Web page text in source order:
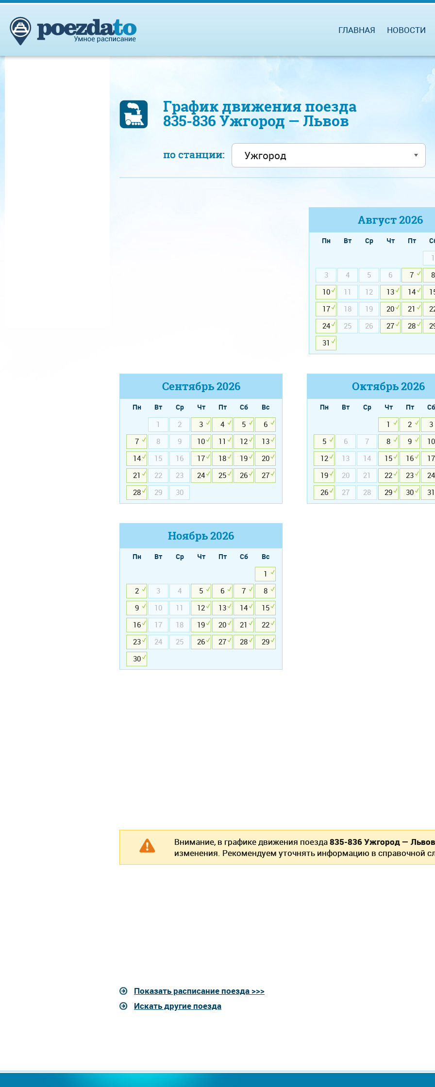
ГЛАВНАЯ НОВОСТИ
График движения поезда
835-836 Ужгород — Львов
по станции:
Август2026
Пн Вт Ср Чт Пт
1
3
4 5 6 7 8
10
11 12 13 14
17
18 19 20 21
24
25 26 27 28
31
Сентябрь2026
Пн Вт Ср Чт Пт Сб
Вс
1
2 3 4 5
6
7
8 9 10 11 12
13
14
15 16 17 18 19
20
21
22 23 24 25 26
27
28
29 30
Октябрь2026
Пн Вт Ср Чт Пт Сб
1
2 3
5
6 7 8 9 10
12
13 14 15 16 17
19
20 21 22 23 24
26
27 28 29 30 31
Ноябрь2026
Пн Вт Ср Чт Пт Сб
Вс
1
2
3 4 5 6 7
8
9
10 11 12 13 14
15
16
17 18 19 20 21
22
23
24 25 26 27 28
29
30
Внимание, в графике движения поезда835-836 Ужгород — Львов
изменения. Рекомендуем уточнять информацию в справочной
Показать расписание поезда >>>
Искать другие поезда